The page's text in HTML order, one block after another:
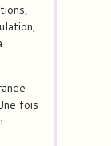
fois